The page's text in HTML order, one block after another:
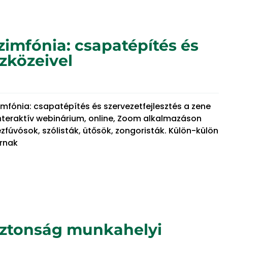
csapatépítés és
csapatépítés és szervezetfejlesztés a zene
interaktív webinárium, online, Zoom alkalmazáson
szólisták, ütősök, zongoristák. Külön-külön
munkahelyi